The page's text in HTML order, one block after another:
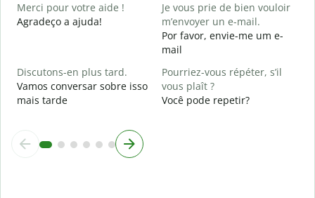
Merci pour votre aide !
Agradeço a ajuda!
Je vous prie de bien vouloir
m’envoyer un e-mail.
Por favor, envie-me um e-
mail
Discutons-en plus tard.
Vamos conversar sobre isso
mais tarde
Pourriez-vous répéter, s’il
vous plaît ?
Você pode repetir?